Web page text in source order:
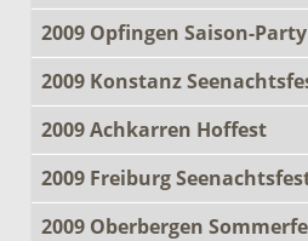
2009 Opfingen Saison-
2009 Konstanz
2009 Achkarren Hoffest
2009 Freiburg
2009 Oberbergen